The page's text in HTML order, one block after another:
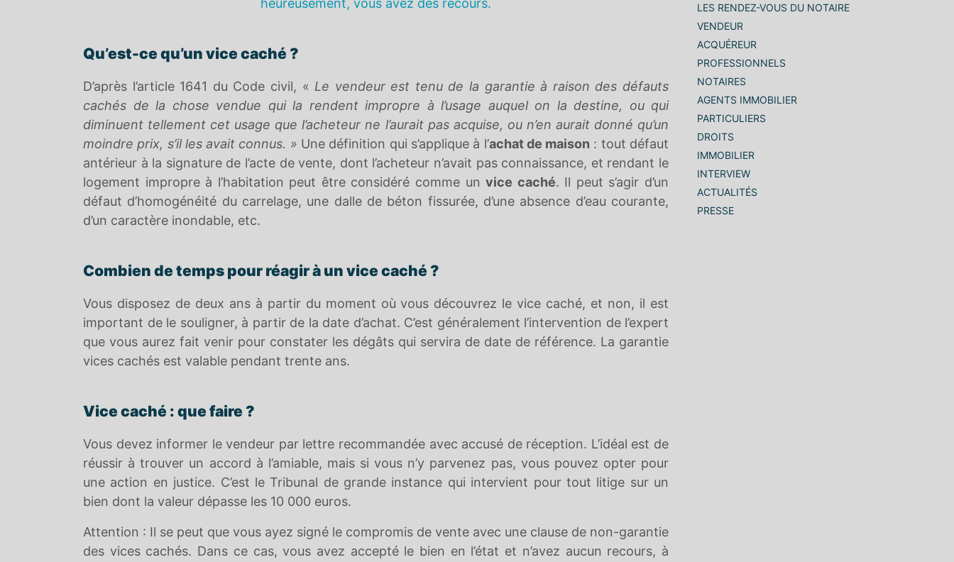
heureusement, vous avez des recours.
Qu’est-ce qu’un vice caché ?
D’après l’article 1641 du Code civil, « Le vendeur est tenu de la garantie à raison des défauts
cachés de la chose vendue qui la rendent impropre à l’usage auquel on la destine, ou qui
diminuent tellement cet usage que l’acheteur ne l’aurait pas acquise, ou n’en aurait donné qu’un
moindre prix, s’il les avait connus. » Une définition qui s’applique à l’achat de maison : tout défaut
antérieur à la signature de l’acte de vente, dont l’acheteur n’avait pas connaissance, et rendant le
logement impropre à l’habitation peut être considéré comme unvice caché. Il peut s’agir d’un
défaut d’homogénéité du carrelage, une dalle de béton fissurée, d’une absence d’eau courante,
d’un caractère inondable, etc.
Combien de temps pour réagir à un vice caché ?
Vous disposez de deux ans à partir du moment où vous découvrez le vice caché, et non, il est
important de le souligner, à partir de la date d’achat. C’est généralement l’intervention de l’expert
que vous aurez fait venir pour constater les dégâts qui servira de date de référence. La garantie
vices cachés est valable pendant trente ans.
Vice caché : que faire ?
Vous devez informer le vendeur par lettre recommandée avec accusé de réception. L’idéal est de
réussir à trouver un accord à l’amiable, mais si vous n’y parvenez pas, vous pouvez opter pour
une action en justice. C’est le Tribunal de grande instance qui intervient pour tout litige sur un
bien dont la valeur dépasse les 10 000 euros.
Attention : Il se peut que vous ayez signé le compromis de vente avec une clause de non-garantie
des vices cachés. Dans ce cas, vous avez accepté le bien en l’état et n’avez aucun recours, à
LES RENDEZ-VOUS DU NOTAIRE
VENDEUR
ACQUÉREUR
PROFESSIONNELS
NOTAIRES
AGENTS IMMOBILIER
PARTICULIERS
DROITS
IMMOBILIER
INTERVIEW
ACTUALITÉS
PRESSE